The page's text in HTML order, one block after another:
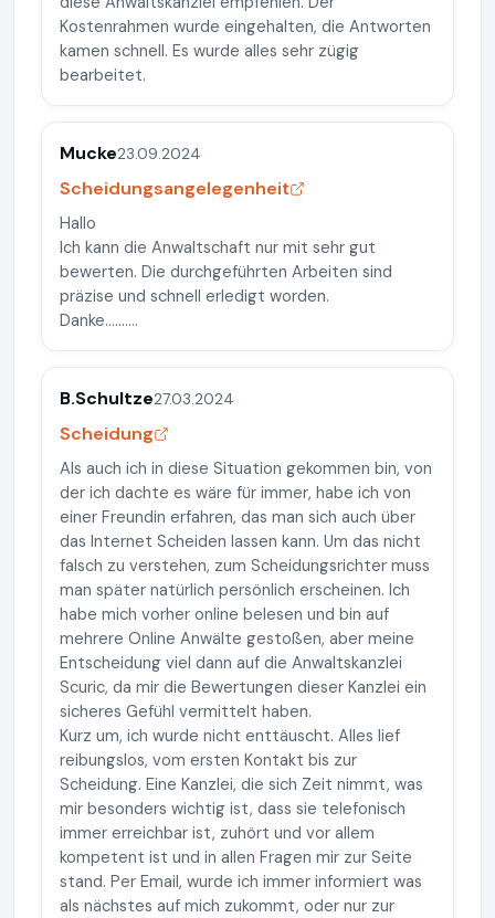
Kostenrahmen wurde eingehalten, die Antworten
kamen schnell. Es wurde alles sehr zügig
bearbeitet.
Mucke23.09.2024
Scheidungsangelegenheit
Hallo
Ich kann die Anwaltschaft nur mit sehr gut
bewerten. Die durchgeführten Arbeiten sind
präzise und schnell erledigt worden.
Danke..........
B.Schultze27.03.2024
Scheidung
Als auch ich in diese Situation gekommen bin, von
der ich dachte es wäre für immer, habe ich von
einer Freundin erfahren, das man sich auch über
das Internet Scheiden lassen kann. Um das nicht
falsch zu verstehen, zum Scheidungsrichter muss
man später natürlich persönlich erscheinen. Ich
habe mich vorher online belesen und bin auf
mehrere Online Anwälte gestoßen, aber meine
Entscheidung viel dann auf die Anwaltskanzlei
Scuric, da mir die Bewertungen dieser Kanzlei ein
sicheres Gefühl vermittelt haben.
Kurz um, ich wurde nicht enttäuscht. Alles lief
reibungslos, vom ersten Kontakt bis zur
Scheidung. Eine Kanzlei, die sich Zeit nimmt, was
mir besonders wichtig ist, dass sie telefonisch
immer erreichbar ist, zuhört und vor allem
kompetent ist und in allen Fragen mir zur Seite
stand. Per Email, wurde ich immer informiert was
als nächstes auf mich zukommt, oder nur zur